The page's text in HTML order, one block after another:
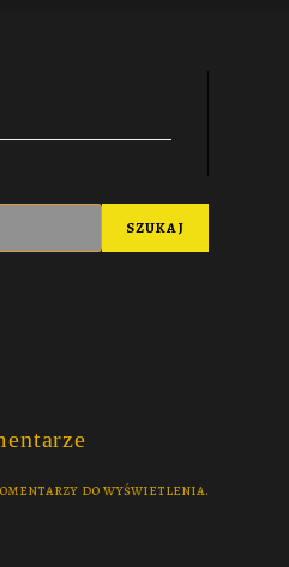
SZUKAJ
do wyświetlenia.